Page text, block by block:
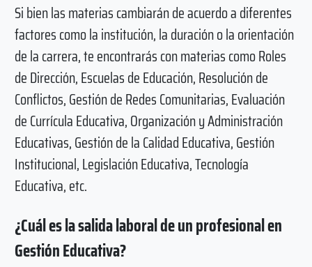
Si bien las materias cambiarán de acuerdo a diferentes
factores como la institución, la duración o la orientación
de la carrera, te encontrarás con materias como Roles
de Dirección, Escuelas de Educación, Resolución de
Conflictos, Gestión de Redes Comunitarias, Evaluación
de Currícula Educativa, Organización y Administración
Educativas, Gestión de la Calidad Educativa, Gestión
Institucional, Legislación Educativa, Tecnología
Educativa, etc.
¿Cuál es la salida laboral de un profesional en
Gestión Educativa?